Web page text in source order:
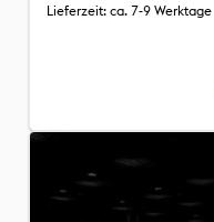
Lieferzeit: ca. 7-9 Werktage